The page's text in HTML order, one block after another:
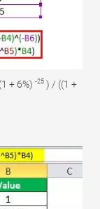
+ 6%) -25 ) / ((1 +